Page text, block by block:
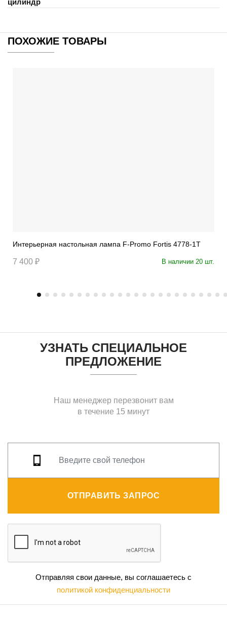
ПОХОЖИЕ ТОВАРЫ
Интерьерная настольная лампа F-Promo Fortis 4778-1T
7 400 ₽ В наличии 20 шт.
УЗНАТЬ СПЕЦИАЛЬНОЕ
ПРЕДЛОЖЕНИЕ
Наш менеджер перезвонит вам
в течение 15 минут
ОТПРАВИТЬ ЗАПРОС
Отправляя свои данные, вы соглашаетесь с
политикой конфиденциальности